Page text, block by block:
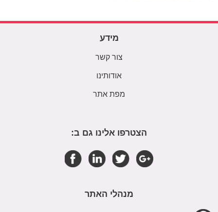
מידע
צור קשר
אודותינו
מפת אתר
הצטרפו אלינו גם ב:
מנהלי האתר